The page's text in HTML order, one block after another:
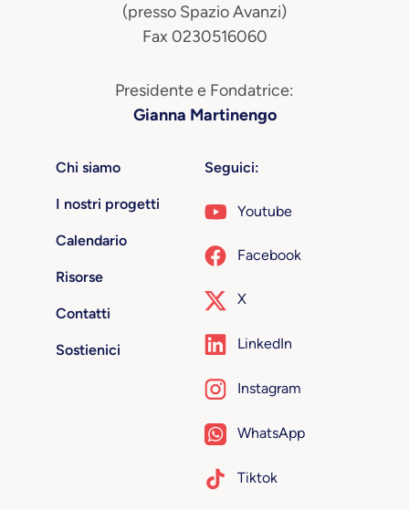
(presso Spazio Avanzi)
Fax 0230516060
Presidente e Fondatrice:
Gianna Martinengo
Chi siamo
I nostri progetti
Calendario
Risorse
Contatti
Sostienici
Seguici:
Youtube
Facebook
X
LinkedIn
Instagram
WhatsApp
Tiktok